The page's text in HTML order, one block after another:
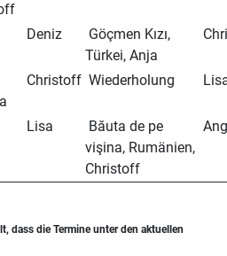
Deniz
Göçmen Kızı,
Türkei, Anja
Christoff Wiederholung
Lisa
Băuta de pe
vişina, Rumänien,
Christoff
dass die Termine unter den aktuellen